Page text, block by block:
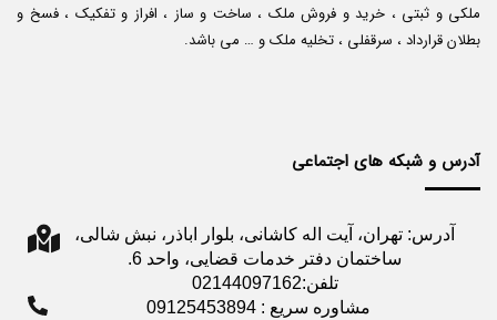
ملکی و ثبتی ، خرید و فروش ملک ، ساخت و ساز ، افراز و تفکیک ، فسخ و
بطلان قرارداد ، سرقفلی ، تخلیه ملک و … می باشد.
آدرس و شبکه های اجتماعی
آدرس: تهران، آیت اله کاشانی، بلوار اباذر، نبش شالی،
ساختمان دفتر خدمات قضایی، واحد 6.
تلفن:02144097162
مشاوره سریع : 09125453894